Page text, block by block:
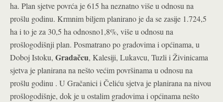
ha. Plan sjetve povrća je 615 ha neznatno više u odnosu na
prošlu godinu. Krmnim biljem planirano je da se zasije 1.724,5
ha i to je za 30,5 ha odnosno1,8%, više u odnosu na
prošlogodišnji plan. Posmatrano po gradovima i općinama, u
Doboj Istoku, Gradačcu, Kalesiji, Lukavcu, Tuzli i Živinicama
sjetva je planirana na nešto većim površinama u odnosu na
prošlu godinu . U Gračanici i Čeliću sjetva je planirana na nivou
prošlogodišnje, dok je u ostalim gradovima i općinama nešto